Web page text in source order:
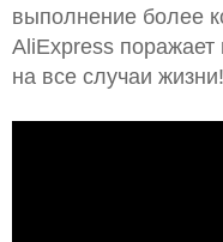
выполнение более
AliExpress
на все случаи жизни!